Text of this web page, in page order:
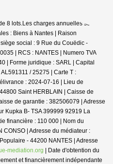
8 lots.Les charges annuelles sont de
: Biens à Nantes | Raison
social : 9 Rue du Couëdic -
| RCS : NANTES | Numero TVA
| Forme juridique : SARL | Capital
/ 25275 | Carte T :
: 2024-07-16 | Lieu de
Saint HERBLAIN | Caisse de
de garantie : 382506079 | Adresse
Kupka B- TSA 399999 92919 La
financière : 110 000 | Nom du
CONSO | Adresse du médiateur :
- 44200 NANTES | Adresse
mediation.org | Date d'obtention du
et financièrement indépendante